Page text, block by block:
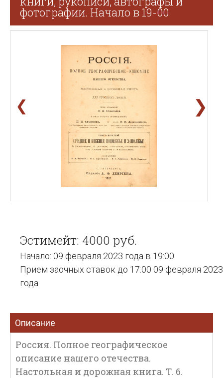
фотографии. Начало в 19-00
❮ ❯
Эстимейт: 4000 руб.
Начало: 09 февраля 2023 года в 19:00
Прием заочных ставок до 17:00 09 февраля 2023
года
Описание
Россия. Полное географическое
описание нашего отечества.
Настольная и дорожная книга. Т. 6.